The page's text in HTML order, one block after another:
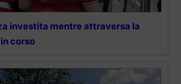
investita mentre attraversa la
corso